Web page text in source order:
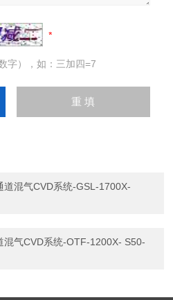
字），如：三加四=7
混气CVD系统-GSL-1700X-
气CVD系统-OTF-1200X- S50-